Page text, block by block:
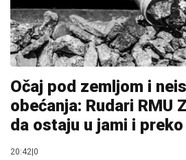
Očaj pod zemljom i
obećanja: Rudari RMU
da ostaju u jami i
20:42 0